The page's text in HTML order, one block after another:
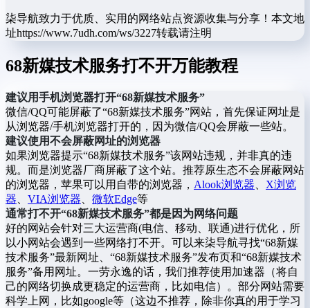
柒导航致力于优质、实用的网络站点资源收集与分享！ 本文地
址https://www.7udh.com/ws/3227转载请注明
68新媒技术服务打不开万能教程
建议用手机浏览器打开“68新媒技术服务”
微信/QQ可能屏蔽了“68新媒技术服务”网站，首先保证网址是
从浏览器/手机浏览器打开的，因为微信/QQ会屏蔽一些站。
建议使用不会屏蔽网址的浏览器
如果浏览器提示“68新媒技术服务”该网站违规，并非真的违
规。而是浏览器厂商屏蔽了这个站。推荐原生态不会屏蔽网站
的浏览器，苹果可以用自带的浏览器， Alook浏览器
X浏览
器
VIA浏览器 微软Edge等
通常打不开“68新媒技术服务”都是因为网络问题
好的网站会针对三大运营商(电信、移动、联通)进行优化，所
以小网站会遇到一些网络打不开。可以来柒导航寻找“68新媒
技术服务”最新网址、“68新媒技术服务”发布页和“68新媒技术
服务”备用网址。一劳永逸的话，我们推荐使用加速器（将自
己的网络切换成更稳定的运营商，比如电信）。部分网站需要
科学上网，比如google等（这边不推荐，除非你真的用于学习